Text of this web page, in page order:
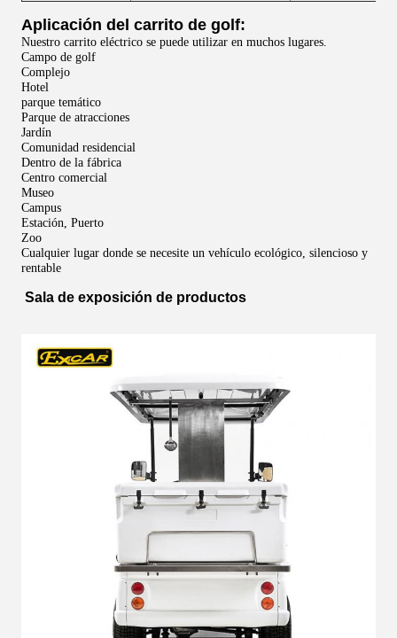
Aplicación del carrito de golf:
Nuestro carrito eléctrico se puede utilizar en muchos lugares.
Campo de golf
Complejo
Hotel
parque temático
Parque de atracciones
Jardín
Comunidad residencial
Dentro de la fábrica
Centro comercial
Museo
Campus
Estación, Puerto
Zoo
Cualquier lugar donde se necesite un vehículo ecológico, silencioso y
rentable
Sala de exposición de productos